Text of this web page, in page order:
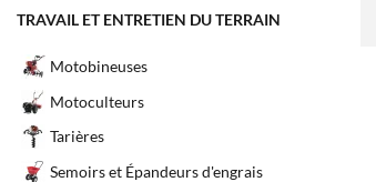
TRAVAIL ET ENTRETIEN DU TERRAIN
Motobineuses
Motoculteurs
Tarières
Semoirs et Épandeurs d'engrais